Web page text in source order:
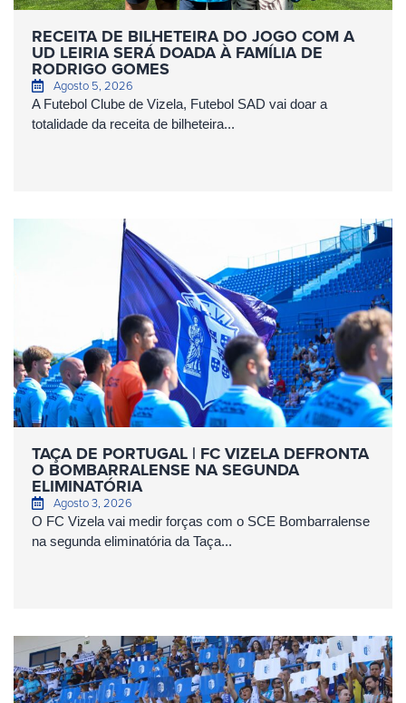
RECEITA DE BILHETEIRA DO JOGO COM A
UD LEIRIA SERÁ DOADA À FAMÍLIA DE
RODRIGO GOMES
Agosto 5, 2026
A Futebol Clube de Vizela, Futebol SAD vai doar a
totalidade da receita de bilheteira...
TAÇA DE PORTUGAL | FC VIZELA DEFRONTA
O BOMBARRALENSE NA SEGUNDA
ELIMINATÓRIA
Agosto 3, 2026
O FC Vizela vai medir forças com o SCE Bombarralense
na segunda eliminatória da Taça...